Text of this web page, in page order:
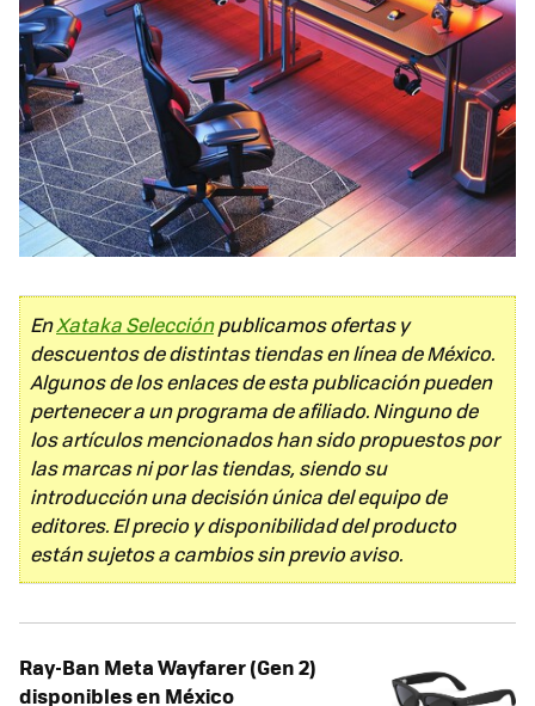
EnXataka Selecciónpublicamos ofertas y
descuentos de distintas tiendas en línea de México.
Algunos de los enlaces de esta publicación pueden
pertenecer a un programa de afiliado. Ninguno de
los artículos mencionados han sido propuestos por
las marcas ni por las tiendas, siendo su
introducción una decisión única del equipo de
editores. El precio y disponibilidad del producto
están sujetos a cambios sin previo aviso.
Ray-Ban Meta Wayfarer (Gen 2)
disponibles en México